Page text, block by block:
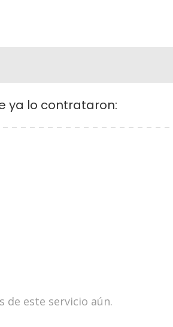
ya lo contrataron:
de este servicio aún.